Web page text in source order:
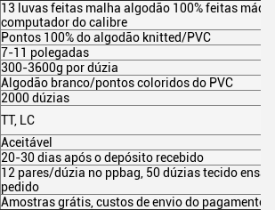
13 luvas feitas malha algodão 100% feitas
computador do calibre
Pontos 100% do algodão knitted/PVC
7-11 polegadas
300-3600g por dúzia
Algodão branco/pontos coloridos do PVC
2000 dúzias
TT, LC
Aceitável
20-30 dias após o depósito recebido
12 pares/dúzia no ppbag, 50 dúzias tecido
pedido
Amostras grátis, custos de envio do pagamento